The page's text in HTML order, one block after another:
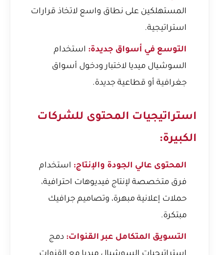
المستهلكين على نطاق واسع لاتخاذ قرارات
استراتيجية.
التوسع في أسواق جديدة: استخدام
السوشيال ميديا لاختبار ودخول أسواق
جغرافية أو قطاعية جديدة.
استراتيجيات المحتوى للشركات
الكبيرة:
المحتوى عالي الجودة والإنتاج: استخدام
فرق متخصصة لإنتاج فيديوهات احترافية،
حملات إعلانية مبهرة، وتصاميم جرافيك
مبتكرة.
التسويق المتكامل عبر القنوات: دمج